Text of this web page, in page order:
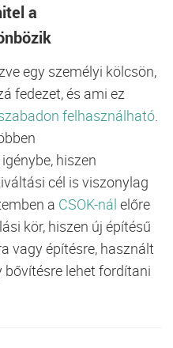
a
egy személyi kölcsön,
fedezet, és ami ez
felhasználható
hiszen
cél is viszonylag
a CSOK-nál előre
kör, hiszen új építésű
vagy építésre, használt
lehet fordítani